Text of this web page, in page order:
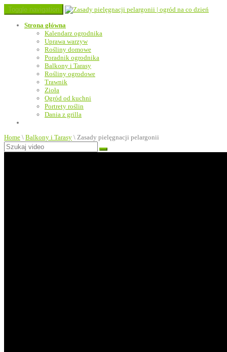
Toggle navigation
Strona główna
Kalendarz ogrodnika
Uprawa warzyw
Rośliny domowe
Poradnik ogrodnika
Balkony i Tarasy
Rośliny ogrodowe
Trawnik
Zioła
Ogród od kuchni
Portrety roślin
Dania z grilla
Home \ Balkony i Tarasy \ Zasady pielęgnacji pelargonii